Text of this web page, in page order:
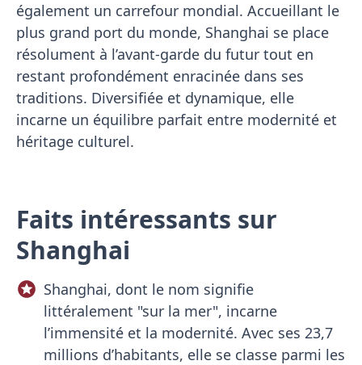
également un carrefour mondial. Accueillant le
plus grand port du monde, Shanghai se place
résolument à l’avant-garde du futur tout en
restant profondément enracinée dans ses
traditions. Diversifiée et dynamique, elle
incarne un équilibre parfait entre modernité et
héritage culturel.
Faits intéressants sur
Shanghai
Shanghai, dont le nom signifie
littéralement "sur la mer", incarne
l’immensité et la modernité. Avec ses 23,7
millions d’habitants, elle se classe parmi les